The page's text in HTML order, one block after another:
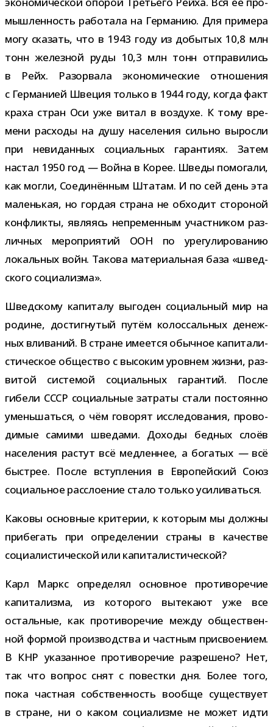
мыш­лен­ность рабо­тала на Германию. Для при­мера
могу ска­зать, что в 1943 году из добы­тых 10,8 млн
тонн желез­ной руды 10,3 млн тонн отпра­ви­лись
в Рейх. Разорвала эко­но­ми­че­ские отно­ше­ния
с Германией Швеция только в 1944 году, когда факт
краха стран Оси уже витал в воз­духе. К тому вре­
мени рас­ходы на душу насе­ле­ния сильно выросли
при неви­дан­ных соци­аль­ных гаран­тиях. Затем
настал 1950 год —Война в Корее. Шведы помо­гали,
как могли, Соединённым Штатам. И по сей день эта
малень­кая, но гор­дая страна не обхо­дит сто­ро­ной
кон­фликты, явля­ясь непре­мен­ным участ­ни­ком раз­
лич­ных меро­при­я­тий ООН по уре­гу­ли­ро­ва­нию
локаль­ных войн. Такова мате­ри­аль­ная база «швед­
ского социализма».
Шведскому капи­талу выго­ден соци­аль­ный мир на
родине, достиг­ну­тый путём колос­саль­ных денеж­
ных вли­ва­ний. В стране име­ется обыч­ное капи­та­ли­
сти­че­ское обще­ство с высо­ким уров­нем жизни, раз­
ви­той систе­мой соци­аль­ных гаран­тий. После
гибели СССР соци­аль­ные затраты стали посто­янно
умень­шаться, о чём гово­рят иссле­до­ва­ния, про­во­
ди­мые самими шве­дами. Доходы бед­ных слоёв
насе­ле­ния рас­тут всё мед­лен­нее, а бога­тых — всё
быст­рее. После вступ­ле­ния в Европейский Союз
соци­аль­ное рас­сло­е­ние стало только усиливаться.
Каковы основ­ные кри­те­рии, к кото­рым мы должны
при­бе­гать при опре­де­ле­нии страны в каче­стве
соци­а­ли­сти­че­ской или капиталистической?
Карл Маркс опре­де­лял основ­ное про­ти­во­ре­чие
капи­та­лизма, из кото­рого выте­кают уже все
осталь­ные, как про­ти­во­ре­чие между обще­ствен­
ной фор­мой про­из­вод­ства и част­ным при­сво­е­нием.
В КНР ука­зан­ное про­ти­во­ре­чие раз­ре­шено? Нет,
так что вопрос снят с повестки дня. Более того,
пока част­ная соб­ствен­ность вообще суще­ствует
в стране, ни о каком соци­а­лизме не может идти